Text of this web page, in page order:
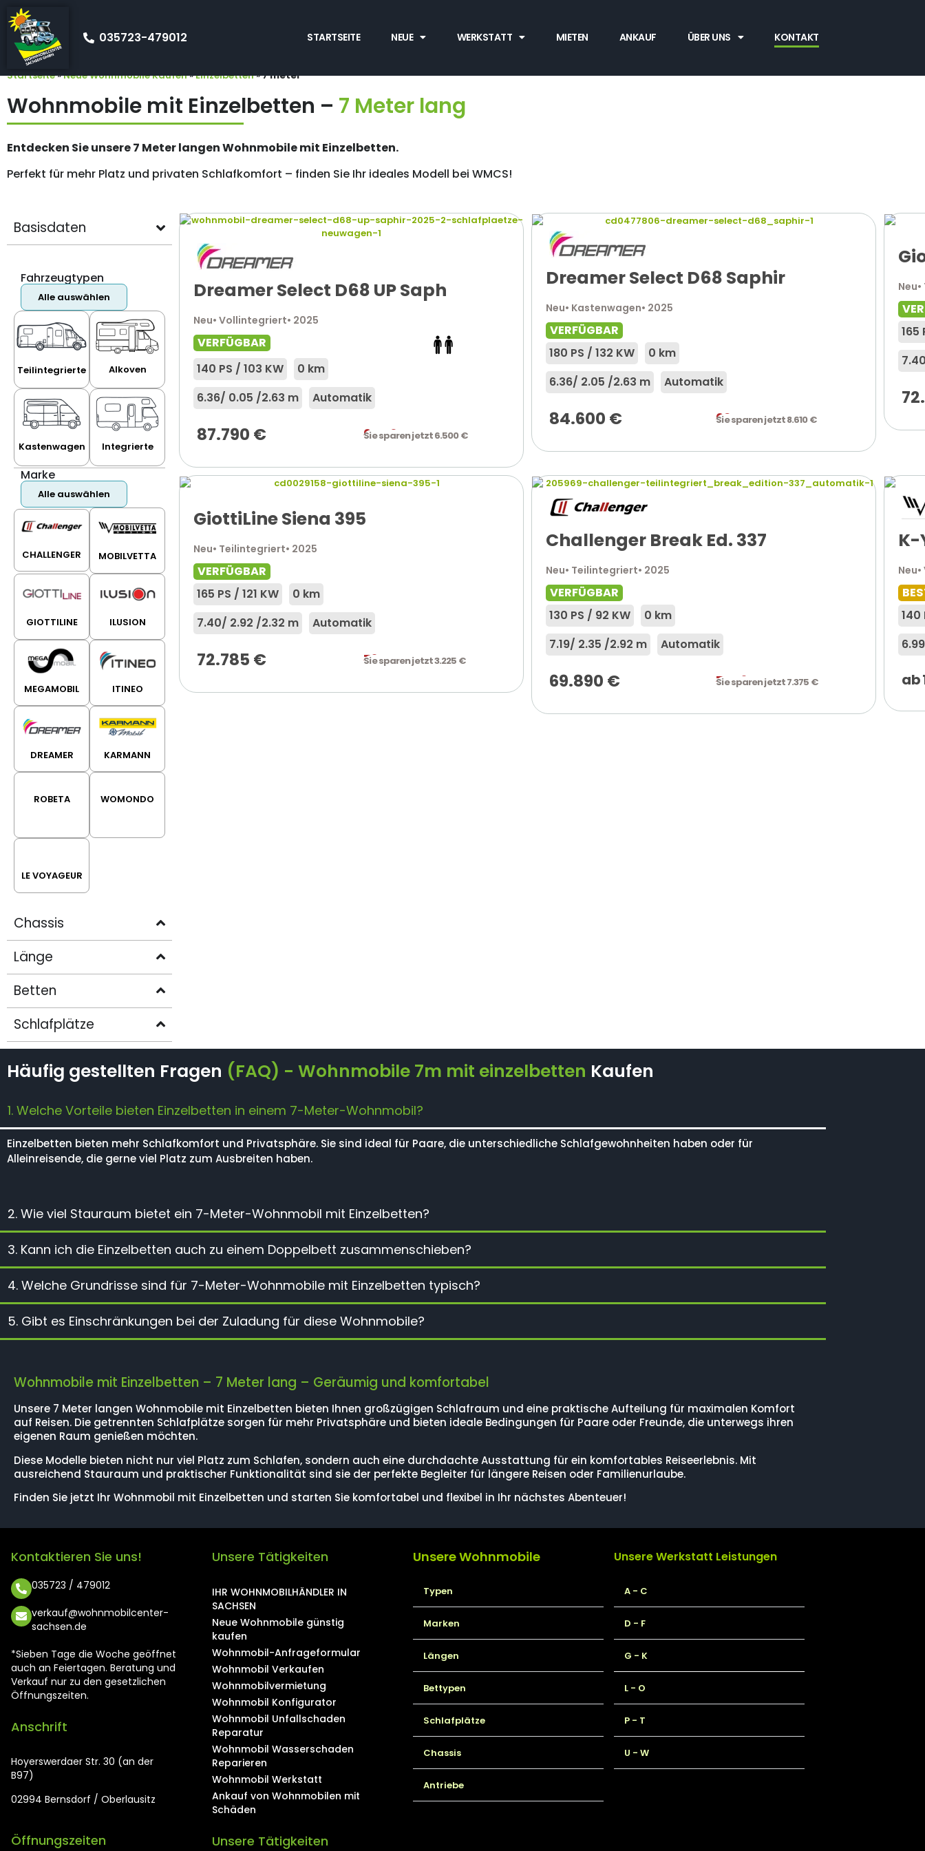
035723-479012 STARTSEITE NEUE WERKSTATT MIETEN ANKAUF ÜBER UNS KONTAKT
Startseite»Neue Wohnmobile Kaufen»Einzelbetten»7 meter
Wohnmobile mit Einzelbetten – 7 Meter lang
Entdecken Sie unsere 7 Meter langen Wohnmobile mit Einzelbetten.
Perfekt für mehr Platz und privaten Schlafkomfort – finden Sie Ihr ideales Modell bei WMCS!
Basisdaten
Fahrzeugtypen
Alle auswählen
Teilintegrierte Alkoven
Kastenwagen Integrierte
Marke
Alle auswählen
CHALLENGER MOBILVETTA
GIOTTILINE ILUSION
MEGAMOBIL ITINEO
DREAMER KARMANN
ROBETA WOMONDO
LE VOYAGEUR
Chassis
Länge
Betten
Schlafplätze
Dreamer Select D68 UP Saph
Neu• Vollintegriert• 2025
VERFÜGBAR
140 PS / 103 KW
0 km
6.36/ 0.05 /2.63 m Automatik
87.790 € 94.290€
Sie sparen jetzt 6.500 €
Dreamer Select D68 Saphir
Neu• Kastenwagen• 2025
VERFÜGBAR
180 PS / 132 KW
0 km
6.36/ 2.05 /2.63 m Automatik
84.600 € 93.210€
Sie sparen jetzt 8.610 €
Neu
165
GiottiLine Siena 395
Neu• Teilintegriert• 2025
VERFÜGBAR
165 PS / 121 KW
0 km
7.40/ 2.92 /2.32 m Automatik
72.785 € 76.010€
Sie sparen jetzt 3.225 €
Challenger Break Ed. 337
Neu• Teilintegriert• 2025
VERFÜGBAR
130 PS / 92 KW
0 km
7.19/ 2.35 /2.92 m Automatik
69.890 € 77.265€
Sie sparen jetzt 7.375 €
K-
Neu
140
6.99
ab
Häufig gestellten Fragen (FAQ) - Wohnmobile 7m mit einzelbetten Kaufen
1. Welche Vorteile bieten Einzelbetten in einem 7-Meter-Wohnmobil?
Einzelbetten bieten mehr Schlafkomfort und Privatsphäre. Sie sind ideal für Paare, die unterschiedliche Schlafgewohnheiten haben oder für
Alleinreisende, die gerne viel Platz zum Ausbreiten haben.
2. Wie viel Stauraum bietet ein 7-Meter-Wohnmobil mit Einzelbetten?
3. Kann ich die Einzelbetten auch zu einem Doppelbett zusammenschieben?
4. Welche Grundrisse sind für 7-Meter-Wohnmobile mit Einzelbetten typisch?
5. Gibt es Einschränkungen bei der Zuladung für diese Wohnmobile?
Wohnmobile mit Einzelbetten – 7 Meter lang – Geräumig und komfortabel
Unsere 7 Meter langen Wohnmobile mit Einzelbetten bieten Ihnen großzügigen Schlafraum und eine praktische Aufteilung für maximalen Komfort
auf Reisen. Die getrennten Schlafplätze sorgen für mehr Privatsphäre und bieten ideale Bedingungen für Paare oder Freunde, die unterwegs ihren
eigenen Raum genießen möchten.
Diese Modelle bieten nicht nur viel Platz zum Schlafen, sondern auch eine durchdachte Ausstattung für ein komfortables Reiseerlebnis. Mit
ausreichend Stauraum und praktischer Funktionalität sind sie der perfekte Begleiter für längere Reisen oder Familienurlaube.
Finden Sie jetzt Ihr Wohnmobil mit Einzelbetten und starten Sie komfortabel und flexibel in Ihr nächstes Abenteuer!
Kontaktieren Sie uns!
035723 / 479012
verkauf@wohnmobilcenter-
sachsen.de
*Sieben Tage die Woche geöffnet
auch an Feiertagen. Beratung und
Verkauf nur zu den gesetzlichen
Öffnungszeiten.
Anschrift
Hoyerswerdaer Str. 30 (an der
B97)
02994 Bernsdorf / Oberlausitz
Öffnungszeiten
Unsere Tätigkeiten
IHR WOHNMOBILHÄNDLER IN
SACHSEN
Neue Wohnmobile günstig
kaufen
Wohnmobil-Anfrageformular
Wohnmobil Verkaufen
Wohnmobilvermietung
Wohnmobil Konfigurator
Wohnmobil Unfallschaden
Reparatur
Wohnmobil Wasserschaden
Reparieren
Wohnmobil Werkstatt
Ankauf von Wohnmobilen mit
Schäden
Unsere Tätigkeiten
Unsere Wohnmobile
Typen
Marken
Längen
Bettypen
Schlafplätze
Chassis
Antriebe
Unsere Werkstatt Leistungen
A - C
D - F
G - K
L - O
P - T
U - W